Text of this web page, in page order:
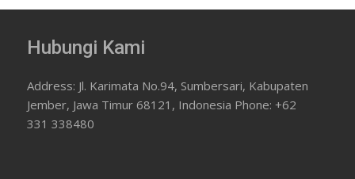
Hubungi Kami
Address: Jl. Karimata No.94, Sumbersari, Kabupaten
Jember, Jawa Timur 68121, Indonesia Phone: +62
331 338480